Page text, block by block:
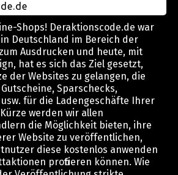
Shops! Deraktionscode.de war
Deutschland im Bereich der
Ausdrucken und heute, mit
hat es sich das Ziel gesetzt,
der Websites zu gelangen, die
Sparschecks,
für die Ladengeschäfte Ihrer
werden wir allen
die Möglichkeit bieten, ihre
Website zu veröffentlichen,
diese kostenlos anwenden
profitieren können. Wie